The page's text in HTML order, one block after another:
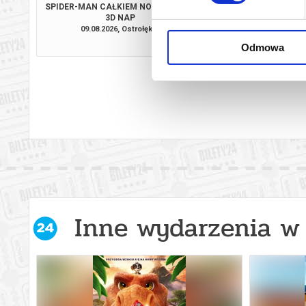
Odmowa
SPIDER-MAN CAŁKIEM NOWY DZIEŃ -
3D NAP
09.08.2026, Ostrołęka
PSI PATROL I
11.08.2026,
Inne wydarzenia